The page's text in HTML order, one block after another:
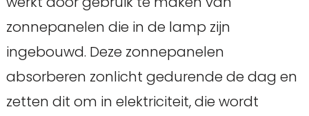
zonnepanelen die in de lamp zijn
ingebouwd. Deze zonnepanelen
absorberen zonlicht gedurende de dag en
zetten dit om in elektriciteit, die wordt